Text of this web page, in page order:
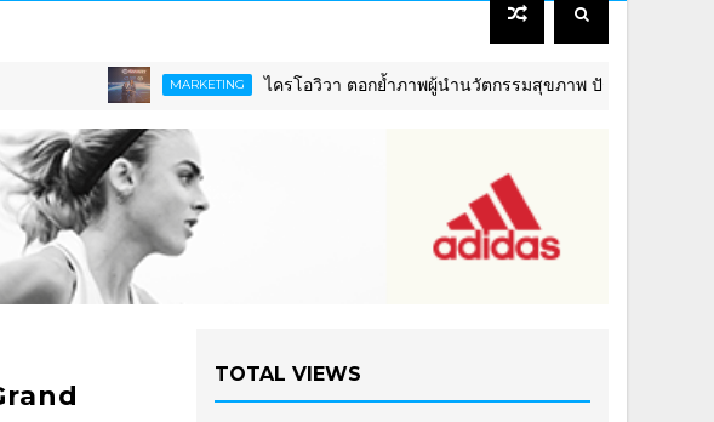
MARKETING ไครโอวิวา ตอกย้ำภาพผู้นำนวัตกรรมสุขภาพ ปักธงดันไทยสู่ “Global
TOTAL VIEWS